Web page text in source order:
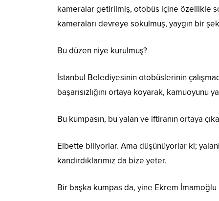
kameralar getirilmiş, otobüs içine özellikle
kameraları devreye sokulmuş, yaygın bir
Bu düzen niye kurulmuş?
İstanbul Belediyesinin otobüslerinin
başarısızlığını ortaya koyarak, kamuoyunu
Bu kumpasın, bu yalan ve iftiranın ortaya
Elbette biliyorlar. Ama düşünüyorlar ki;
kandırdıklarımız da bize yeter.
Bir başka kumpas da, yine Ekrem